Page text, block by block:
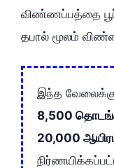
விண்ணப்பத்தை
தபால் மூலம்
இந்த
8,500
20,000